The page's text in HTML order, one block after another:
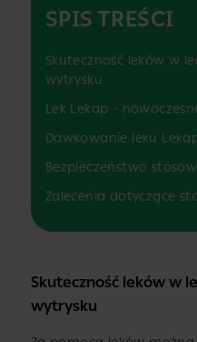
SPIS TREŚCI
Skuteczność leków w
wytrysku
Lek Lekap -
Dawkowanie leku
Bezpieczeństwo
Zalecenia dotyczące
Skuteczność leków w
wytrysku